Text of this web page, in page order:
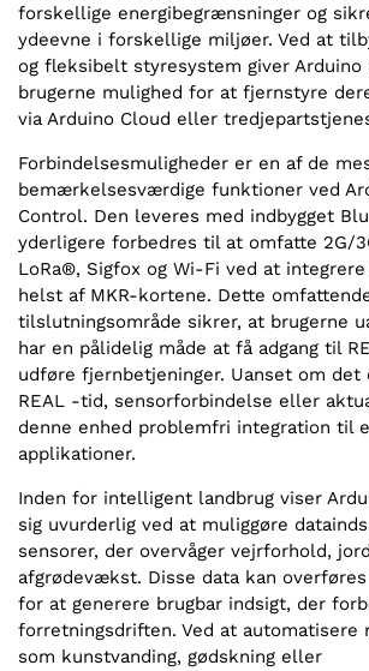
forskellige energibegrænsninger og
ydeevne i forskellige miljøer. Ved at
og fleksibelt styresystem giver Arduino
brugerne mulighed for at fjernstyre
via Arduino Cloud eller
Forbindelsesmuligheder er en af de
bemærkelsesværdige funktioner ved
Control. Den leveres med indbygget
yderligere forbedres til at omfatte 2G/
LoRa®, Sigfox og Wi-Fi ved at
helst af MKR-kortene. Dette
tilslutningsområde sikrer, at brugerne
har en pålidelig måde at få adgang til
udføre fjernbetjeninger. Uanset om det
REAL -tid, sensorforbindelse eller
denne enhed problemfri integration til
applikationer.
Inden for intelligent landbrug viser
sig uvurderlig ved at muliggøre
sensorer, der overvåger vejrforhold,
afgrødevækst. Disse data kan
for at generere brugbar indsigt, der
forretningsdriften. Ved at automatisere
som kunstvanding, gødskning eller